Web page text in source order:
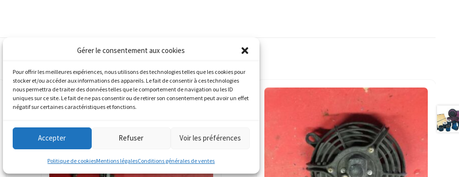
Gérer le consentement aux cookies
Pour offrir les meilleures expériences, nous utilisons des technologies telles que les cookies pour
stocker et/ou accéder aux informations des appareils. Le fait de consentir à ces technologies
nous permettra de traiter des données telles que le comportement de navigation ou les ID
uniques sur ce site. Le fait de ne pas consentir ou de retirer son consentement peut avoir un effet
négatif sur certaines caractéristiques et fonctions.
Accepter Refuser Voir les préférences
Politique de cookiesMentions légalesConditions générales de ventes